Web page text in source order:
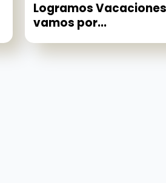
Logramos
vamos por...